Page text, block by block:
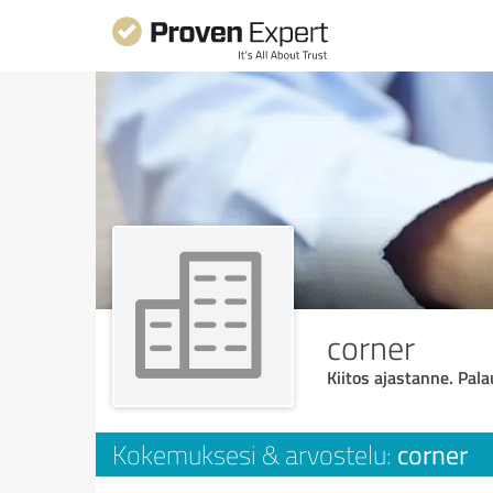
corner
Kiitos ajastanne.
Kokemuksesi & arvostelu: corner